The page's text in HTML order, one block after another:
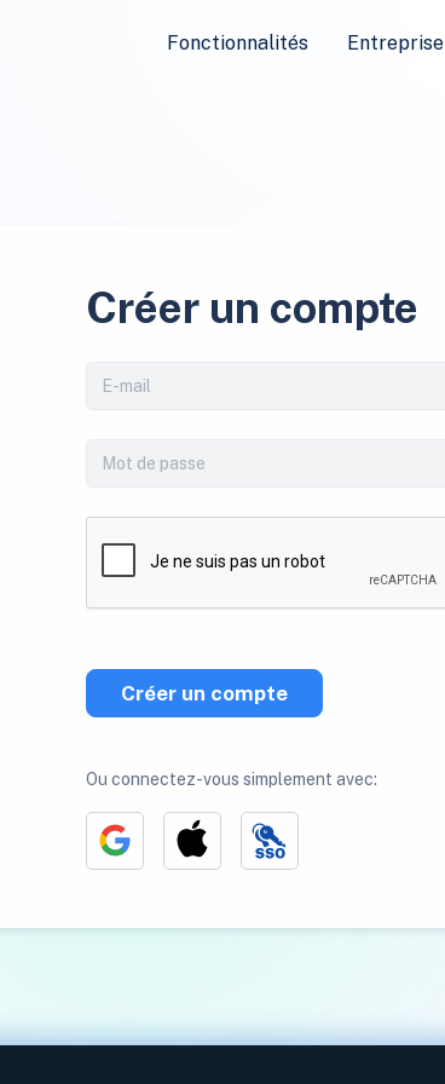
Fonctionnalités Entreprise
Créer un compte
Créer un compte
Ou connectez-vous simplement avec: